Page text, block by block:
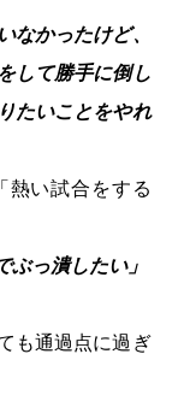
なかったけど、
して勝手に倒し
たいことをやれ
熱い試合をする
ぶっ潰したい」
も通過点に過ぎ